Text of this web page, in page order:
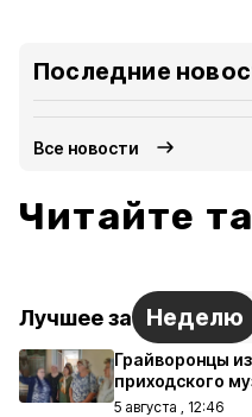
Последние
Все новости
Читайте
Лучшее за Неделю
Грайворонцы
приходского
5 августа , 12:46